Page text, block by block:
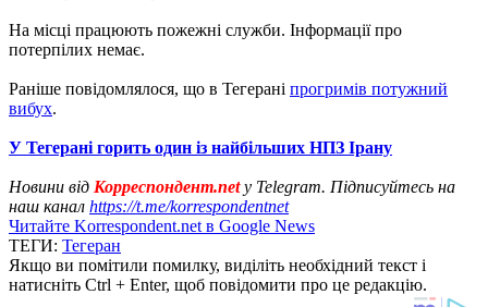
На місці працюють пожежні служби. Інформації про
потерпілих немає.
Раніше повідомлялося, що в Тегерані прогримів потужний
вибух.
У Тегерані горить один із найбільших НПЗ Ірану
Новини від Корреспондент.netу Telegram. Підписуйтесь на
наш канал https://t.me/korrespondentnet
Читайте Korrespondent.net в Google News
ТЕГИ: Тегеран
Якщо ви помітили помилку, виділіть необхідний текст і
натисніть Ctrl + Enter, щоб повідомити про це редакцію.